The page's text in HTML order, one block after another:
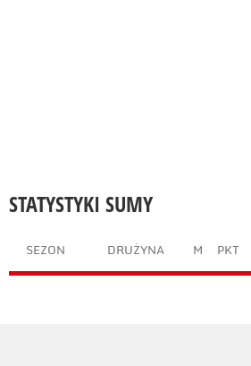
STATYSTYKI SUMY
SEZON DRUŻYNA M PKT